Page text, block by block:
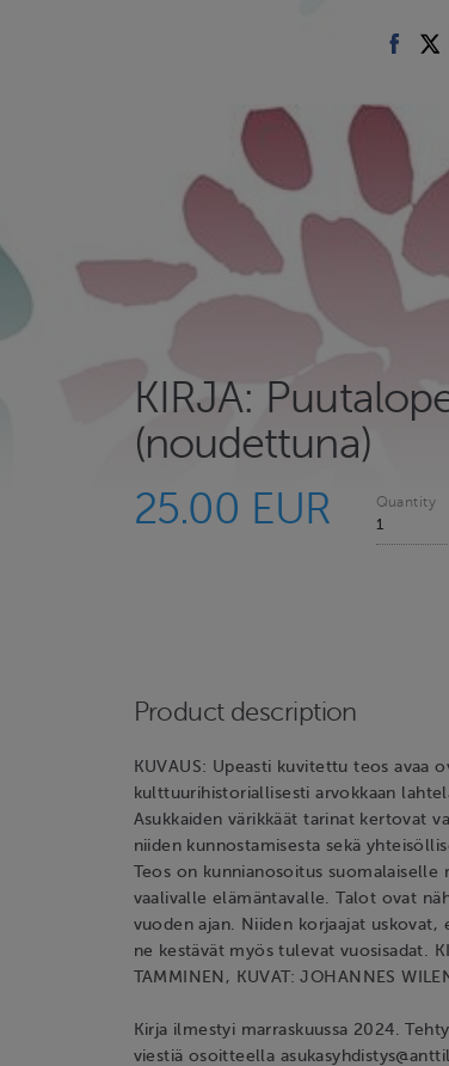
KIRJA:
(noudettuna)
25.00 EUR
Quantity
Product description
KUVAUS: Upeasti kuvitettu teos avaa
kulttuurihistoriallisesti arvokkaan
Asukkaiden värikkäät tarinat kertovat
niiden kunnostamisesta sekä
Teos on kunnianosoitus suomalaiselle
vaalivalle elämäntavalle. Talot ovat
vuoden ajan. Niiden korjaajat
ne kestävät myös tulevat vuosisadat.
TAMMINEN, KUVAT: JOHANNES
Kirja ilmestyi marraskuussa 2024.
viestiä osoitteella